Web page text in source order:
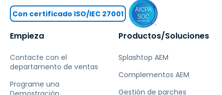
Empieza
Contacte con el
departamento de ventas
Programe una
Productos/Soluciones
Splashtop AEM
Complementos AEM
Gestión de parches
Con certificado ISO/IEC 27001